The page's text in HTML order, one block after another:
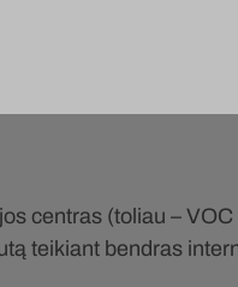
centras (toliau –
teikiant bendras